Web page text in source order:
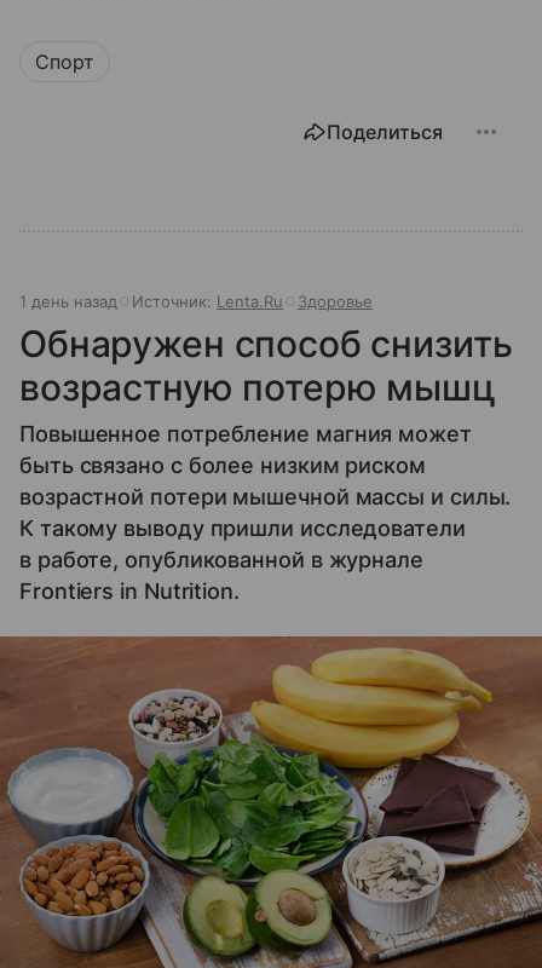
Спорт
Поделиться
1 день назад Источник: Lenta.Ru Здоровье
Обнаружен способ снизить
возрастную потерю мышц
Повышенное потребление магния может
быть связано с более низким риском
возрастной потери мышечной массы и силы.
К такому выводу пришли исследователи
в работе, опубликованной в журнале
Frontiers in Nutrition.